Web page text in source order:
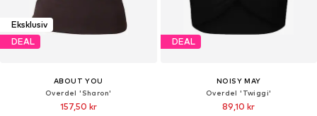
Eksklusiv
DEAL
ABOUT YOU
Overdel 'Sharon'
157,50 kr
DEAL
NOISY MAY
Overdel 'Twiggi'
89,10 kr